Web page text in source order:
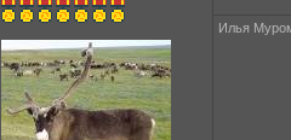
Илья